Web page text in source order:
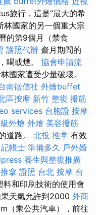
旅行，這是“最大的希
林國家的另一個重大宗
的第9個月（禁食
護照代辦 齋月期間的
喝或煙。 協會申請流
國家遭受少量破壞。
南徵信社 外燴buffet
區按摩 新竹 整復 撥筋
services 台胞證 按摩
外燴 外燴 美容撥筋
道路。 北投 推拿 有效
記帳士 準備多久 戶外婚
養生與整復推廣
推拿 證照 台北 按摩 台
料和印刷技術的使用會
天氣允許到2000 外商
m（乘公共汽車），前往